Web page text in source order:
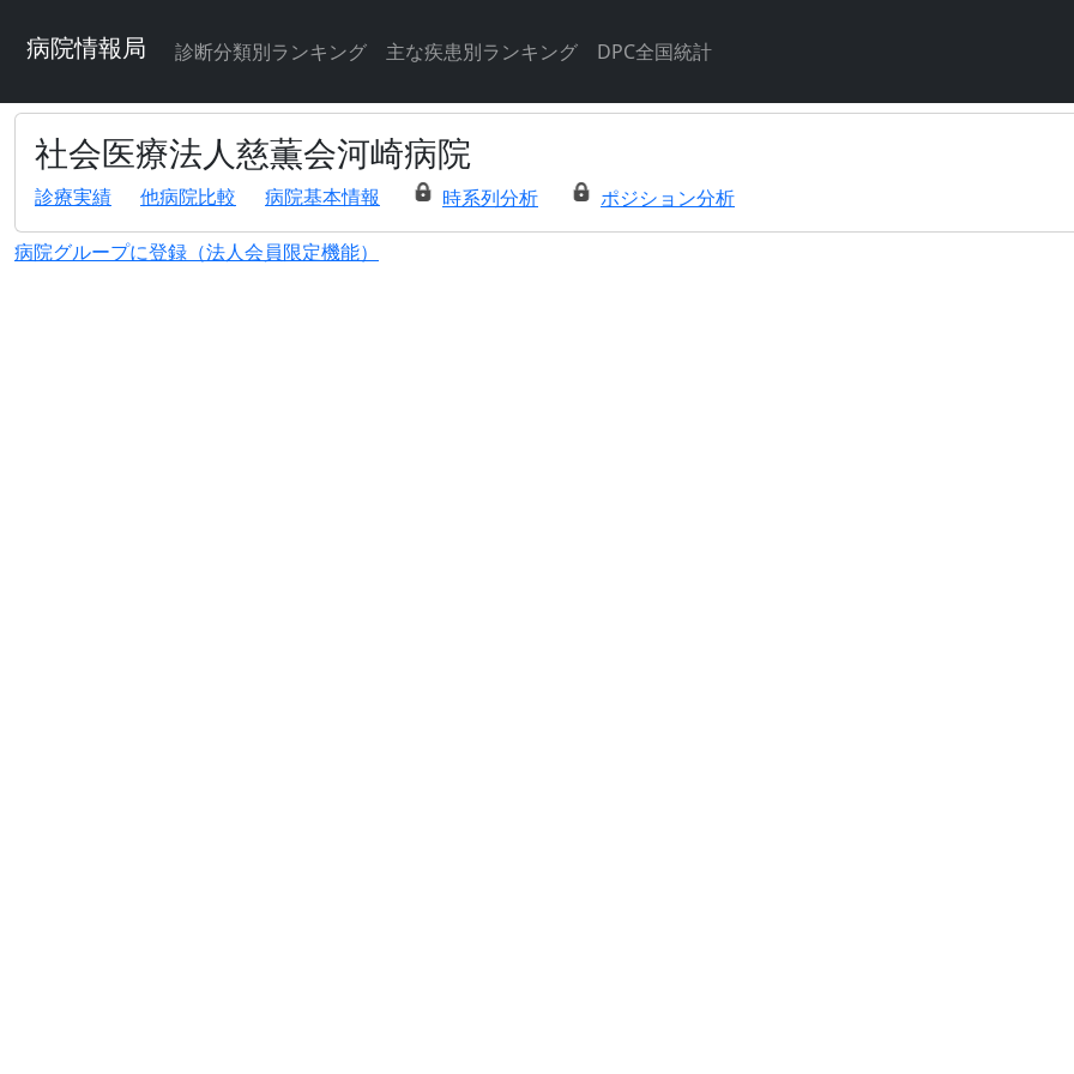
病院情報局 診断分類別ランキング 主な疾患別ランキング DPC全国統計
社会医療法人慈薫会河崎病院
診療実績 他病院比較 病院基本情報 時系列分析 ポジション分析
病院グループに登録（法人会員限定機能）